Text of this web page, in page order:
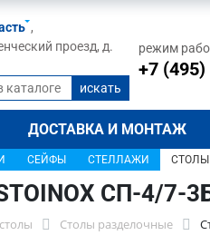
,
проезд, д.
режим
+7
ДОСТАВКА И МОНТАЖ
СЕЙФЫ СТЕЛЛАЖИ СТОЛЫ
СП-4/7-
Столы разделочные